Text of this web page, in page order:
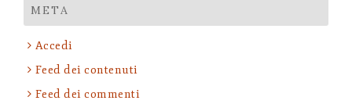
META
Accedi
Feed dei contenuti
Feed dei commenti